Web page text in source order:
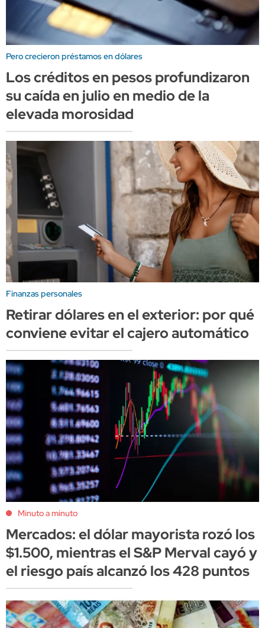
Pero crecieron préstamos en dólares
Los créditos en pesos profundizaron
su caída en julio en medio de la
elevada morosidad
Finanzas personales
Retirar dólares en el exterior: por qué
conviene evitar el cajero automático
Minuto a minuto
Mercados: el dólar mayorista rozó los
$1.500, mientras el S&P Merval cayó y
el riesgo país alcanzó los 428 puntos